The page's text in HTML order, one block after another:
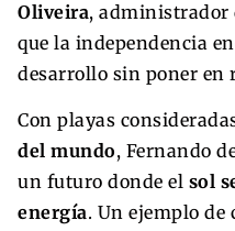
Oliveira, administrador
que la independencia
desarrollo sin poner en
Con playas
del mundo, Fernando
un futuro donde el sol
energía. Un ejemplo de